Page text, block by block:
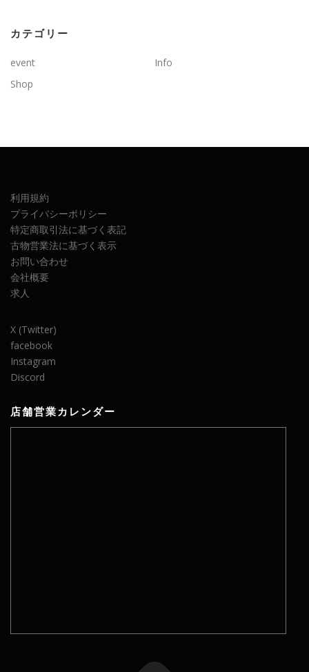
カテゴリー
event
Info
Shop
利用規約
プライバシーポリシー
特定商取引法に基づく表記
古物営業法に基づく表示
お問い合わせ
会社概要
求人
X (Twitter)
facebook
Instagram
Discord
店舗営業カレンダー